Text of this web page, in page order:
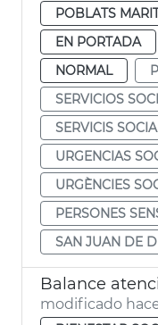
POBLATS
EN PORTADA
NORMAL
SERVICIOS
SERVICIS
URGENCIAS
URGÈNCIES
PERSONES
SAN JUAN DE
Balance
modificado